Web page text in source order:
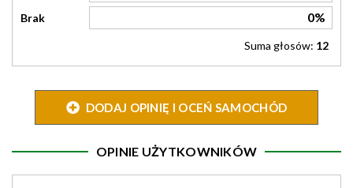
Brak 0%
Suma głosów: 12
DODAJ OPINIĘ I OCEŃ SAMOCHÓD
OPINIE UŻYTKOWNIKÓW